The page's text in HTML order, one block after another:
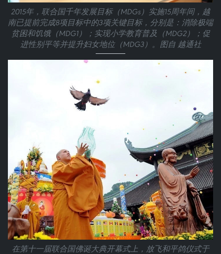
2015年，联合国千年发展目标（MDGs）实施15周年间，越
南已提前完成8项目标中的3项关键目标，分别是：消除极端
贫困和饥饿（MDG1）；实现小学教育普及（MDG2）；促
进性别平等并提升妇女地位（MDG3）。图自 越通社
在第十一届联合国佛诞大典开幕式上，放飞和平鸽仪式于